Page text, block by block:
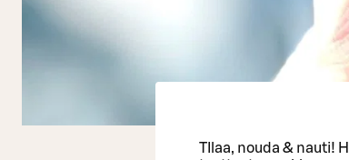
TIlaa, nouda & nauti!